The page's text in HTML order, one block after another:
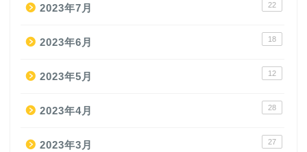
2023年7月 22
2023年6月 18
2023年5月 12
2023年4月 28
2023年3月 27